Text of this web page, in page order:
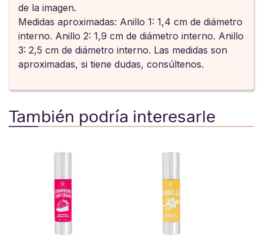
de la imagen.
Medidas aproximadas: Anillo 1: 1,4 cm de diámetro
interno. Anillo 2: 1,9 cm de diámetro interno. Anillo
3: 2,5 cm de diámetro interno. Las medidas son
aproximadas, si tiene dudas, consúltenos.
También podría interesarle